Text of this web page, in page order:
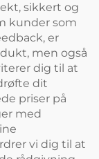
sikkert og
kunder som
er
men også
dig til at
dit
priser på
med
vi dig til at